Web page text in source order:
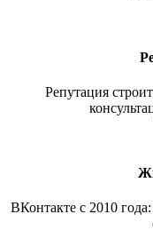
Репутация
ВКонтакте с 2010